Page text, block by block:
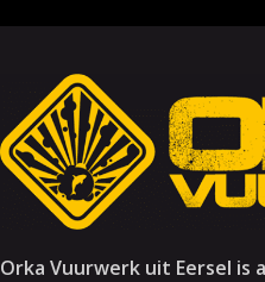
Orka Vuurwerk uit Eersel is